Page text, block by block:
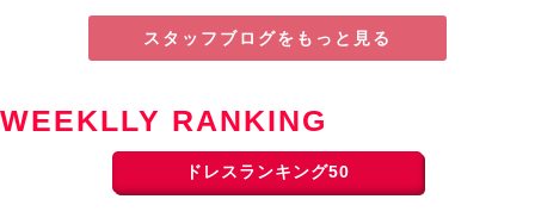
スタッフブログをもっと見る
WEEKLLY RANKING
ドレスランキング50